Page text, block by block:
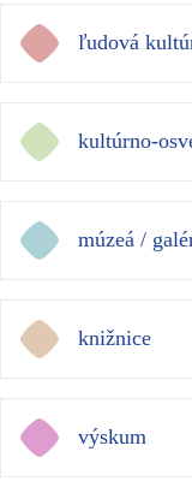
ľudová
kultúrno-
múzeá /
knižnice
výskum